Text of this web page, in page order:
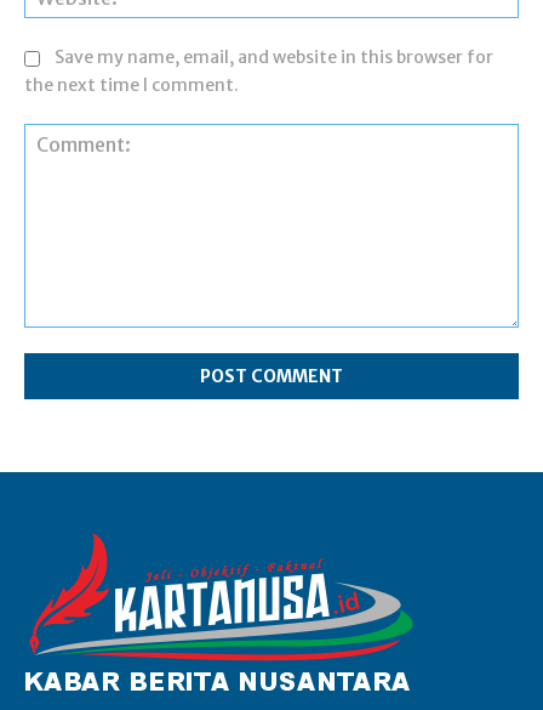
Save my name, email, and website in this browser for
the next time I comment.